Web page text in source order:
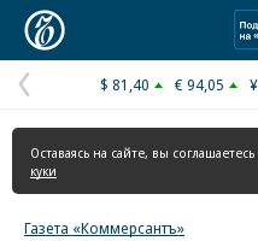
Предыдущая
страница
$ 81,40 € 94,05
Оставаясь на сайте, вы соглашаетесь
куки
Газета «Коммерсантъ»